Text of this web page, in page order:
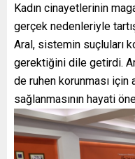
Kadın cinayetlerinin
gerçek nedenleriyle
Aral, sistemin suçluları
gerektiğini dile getirdi.
de ruhen korunması için
sağlanmasının hayati